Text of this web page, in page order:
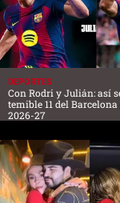
DEPORTES
Con Rodri y Julián: así
temible 11 del
2026-27